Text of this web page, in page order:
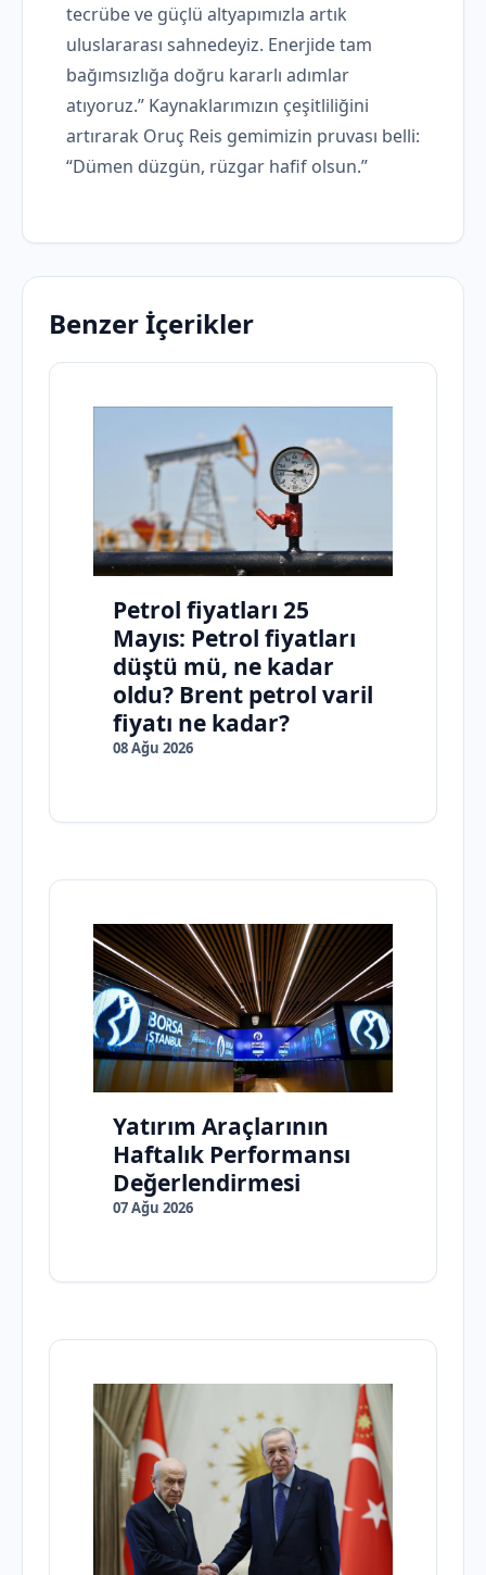
tecrübe ve güçlü altyapımızla artık
uluslararası sahnedeyiz. Enerjide tam
bağımsızlığa doğru kararlı adımlar
atıyoruz.” Kaynaklarımızın çeşitliliğini
artırarak Oruç Reis gemimizin pruvası belli:
“Dümen düzgün, rüzgar hafif olsun.”
Benzer İçerikler
Petrol fiyatları 25
Mayıs: Petrol fiyatları
düştü mü, ne kadar
oldu? Brent petrol varil
fiyatı ne kadar?
08 Ağu 2026
Yatırım Araçlarının
Haftalık Performansı
Değerlendirmesi
07 Ağu 2026